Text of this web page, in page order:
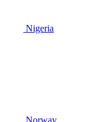
Nigeria
Norway